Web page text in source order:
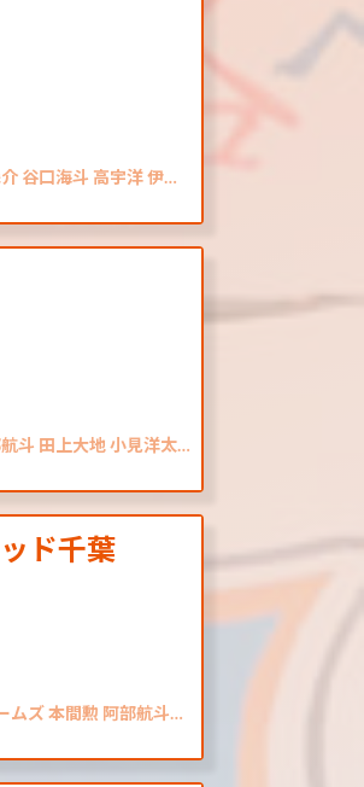
谷口海斗 高宇洋 伊…
斗 田上大地 小見洋太…
ド千葉
ムズ 本間勲 阿部航斗…